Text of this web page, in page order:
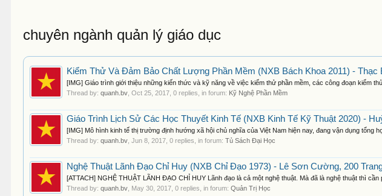
chuyên ngành quản lý giáo dục
Kiểm Thử Và Đảm Bảo Chất Lượng Phần Mềm (NXB Bách Khoa 2011) - Thạc
[IMG] Giáo trình giới thiệu những kiến thức và kỹ năng về việc kiểm thử phần mềm, các công đoạn kiểm
Thread by:quanh.bv ,Oct 25, 2017 , 0 replies, in forum: Kỹ Nghệ Phần Mềm
Giáo Trình Lịch Sử Các Học Thuyết Kinh Tế (NXB Kinh Tế Kỹ Thuật 2020) -
[IMG] Mô hình kinh tế thị trường định hướng xã hội chủ nghĩa của Việt Nam hiện nay, đang vận dụng tổng
Thread by:quanh.bv ,Jun 8, 2017 , 0 replies, in forum:Tủ Sách Đại Học
Nghệ Thuật Lãnh Đạo Chỉ Huy (NXB Chỉ Đạo 1973) - Lê Sơn Cường, 200
[ATTACH] NGHỆ THUẬT LÃNH ĐẠO CHỈ HUY Lãnh đạo là cả một nghệ thuật. Mà đã là nghệ thuật thì cần
Thread by:quanh.bv May 30, 2017 , 0 replies, in forum:Quản Trị Học